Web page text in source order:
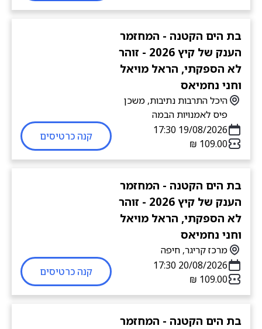
בת הים הקטנה - המחזמר
הענק של קיץ 2026 - זוהר
לא הספקתי, הראל מויאל
וחני נחמיאס
היכל התרבות נתיבות, משכן
פיס לאמנויות הבמה
19/08/2026 17:30
קנה כרטיסים
בת הים הקטנה - המחזמר
הענק של קיץ 2026 - זוהר
לא הספקתי, הראל מויאל
וחני נחמיאס
מרכז קריגר, חיפה
20/08/2026 17:30
קנה כרטיסים
בת הים הקטנה - המחזמר